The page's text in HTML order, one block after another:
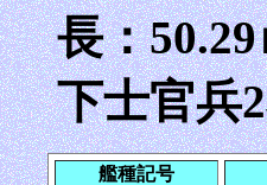
長：
下士官兵
艦種記号